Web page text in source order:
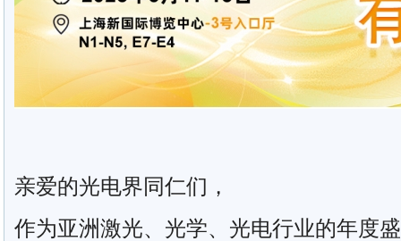
亲爱的光电界同仁们，
作为亚洲激光、光学、光电行业的年度